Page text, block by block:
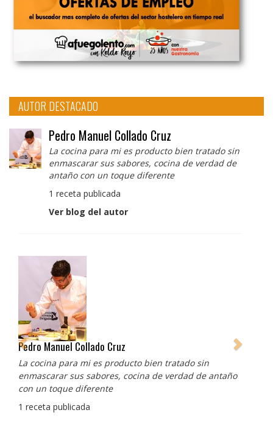
AUTOR DESTACADO
Pedro Manuel Collado Cruz
La cocina para mi es producto bien tratado sin
enmascarar sus sabores, cocina de verdad de
antaño con un toque diferente
1 receta publicada
Ver blog del autor
Albert Adrià
Redes sociales:
https://www.instagram.com/enigma_albertadria/
https://www.instagram.com/albertadriaprojects/
3 recetas publicadas